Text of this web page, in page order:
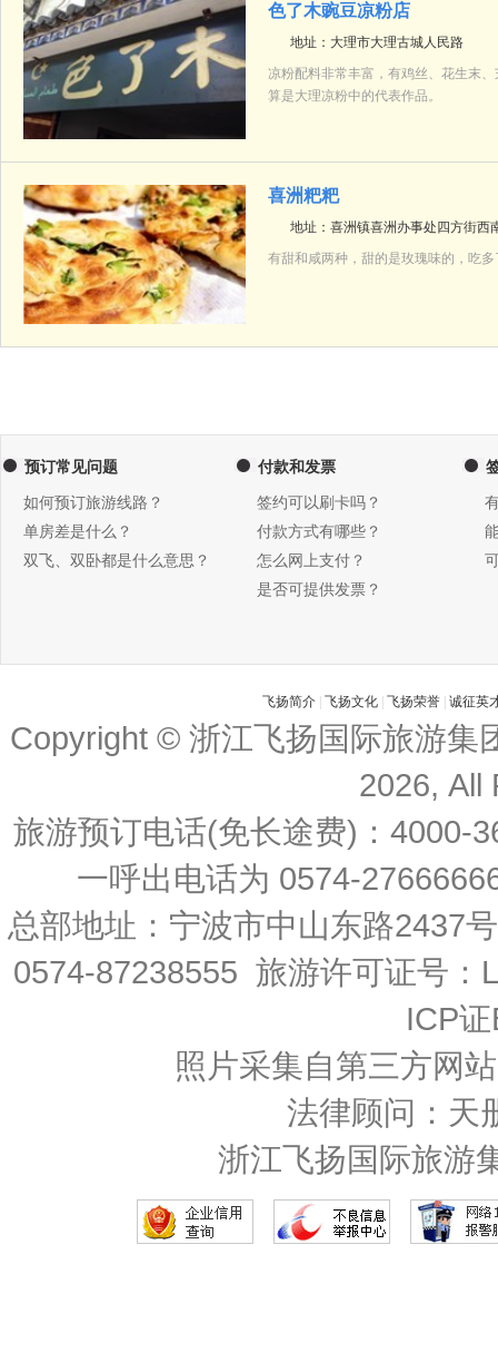
色了木豌豆凉粉店
地址：大理市大理古城人民路
凉粉配料非常丰富，有鸡丝、花生末
算是大理凉粉中的代表作品。
喜洲粑粑
地址：喜洲镇喜洲办事处四方街西
有甜和咸两种，甜的是玫瑰味的，吃
预订常见问题
如何预订旅游线路？
单房差是什么？
双飞、双卧都是什么意思？
付款和发票
签约可以刷卡吗？
付款方式有哪些？
怎么网上支付？
是否可提供发票？
飞扬简介 飞扬文化 飞扬荣誉 诚征英
Copyright © 浙江飞扬国际旅游集
2026, All
旅游预订电话(免长途费)：4000-
一呼出电话为 0574-
总部地址：宁波市中山东路2437
0574-87238555 旅游许可证号
ICP
照片采集自第三方网
法律顾问：天
浙江飞扬国际旅游